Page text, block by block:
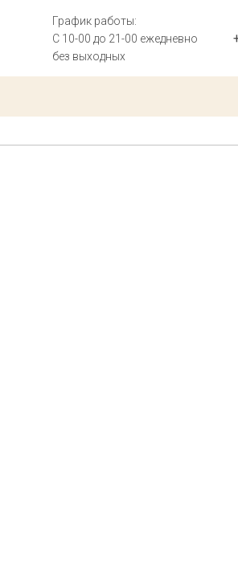
График работы:
С 10-00 до 21-00 ежедневно
без выходных